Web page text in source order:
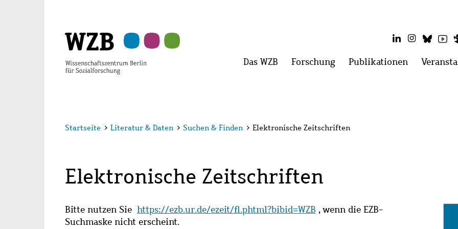
LinkedInInstagram
Hauptmenü
Das WZB Menü
Forschung Menü
Publikationen Menü
Startseite > Literatur & Daten > Suchen & Finden > Elektronische Zeitschriften
Elektronische Zeitschriften
Bitte nutzen Sie https://ezb.ur.de/ezeit/fl.phtml?bibid=WZB , wenn die EZB-
Suchmaske nicht erscheint.